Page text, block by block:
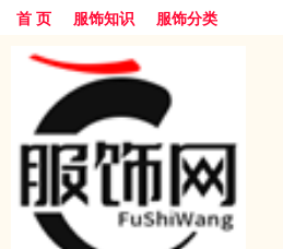
首 页 服饰知识 服饰分类